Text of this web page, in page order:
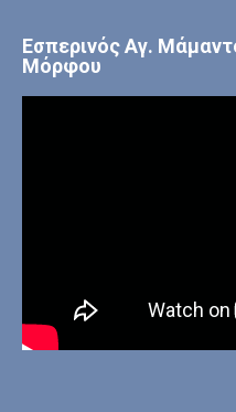
Εσπερινός Αγ.
Μόρφου